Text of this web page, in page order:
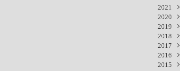
2021
Avril
Mars
2020
Août
Avril
Mars
2019
Mars
2018
2017
Août
2016
2015